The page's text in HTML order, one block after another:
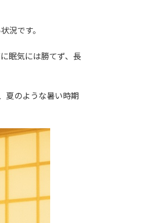
況です。
眠気には勝てず、長
夏のような暑い時期